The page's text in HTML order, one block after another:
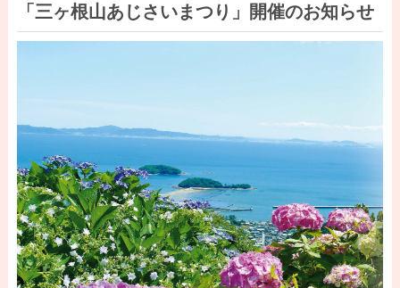
「三ヶ根山あじさいまつり」開催のお知らせ